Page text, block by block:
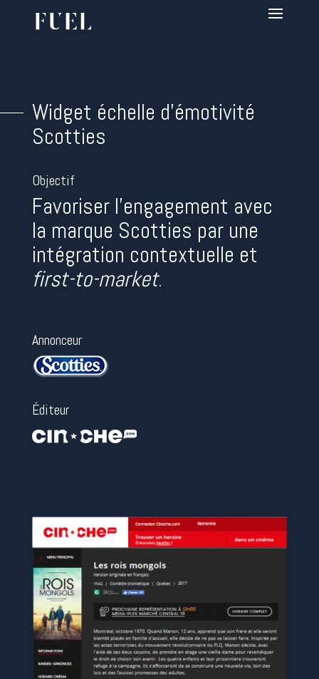
Widget échelle d’émotivité
Scotties
Objectif
Favoriser l’engagement avec
la marque Scotties par une
intégration contextuelle et
first-to-market.
Annonceur
Éditeur